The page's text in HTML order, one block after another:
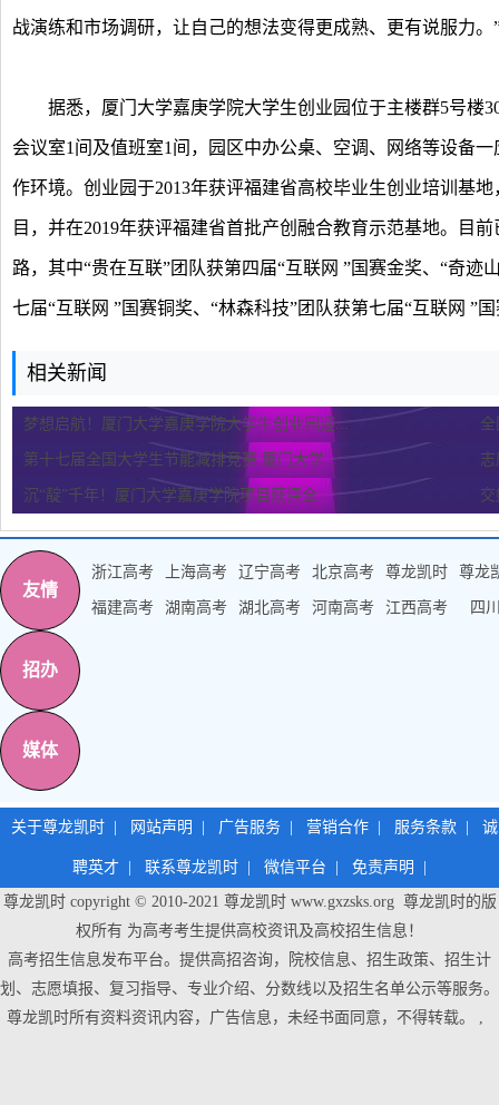
战演练和市场调研，让自己的想法变得更成熟、更有说服力。
据悉，厦门大学嘉庚学院大学生创业园位于主楼群5号楼
会议室1间及值班室1间，园区中办公桌、空调、网络等设备
作环境。创业园于2013年获评福建省高校毕业生创业培训基
目，并在2019年获评福建省首批产创融合教育示范基地。目
路，其中“贵在互联”团队获第四届“互联网 ”国赛金奖、“奇迹
七届“互联网 ”国赛铜奖、“林森科技”团队获第七届“互联网 ”
相关新闻
梦想启航！厦门大学嘉庚学院大学生创业园迎...
第十七届全国大学生节能减排竞赛 厦门大学...
沉“靛”千年！厦门大学嘉庚学院项目获评全...
友情
浙江高考 上海高考 辽宁高考 北京高考 尊龙凯时 尊龙
福建高考 湖南高考 湖北高考 河南高考 江西高考 四
招办
媒体
关于尊龙凯时 网站声明 广告服务 营销合作 服务条款 诚
聘英才 联系尊龙凯时 微信平台 免责声明
尊龙凯时 copyright © 2010-2021 尊龙凯时www.gxzsks.org 尊龙凯时的版
权所有 为高考考生提供高校资讯及高校招生信息！
高考招生信息发布平台。提供高招咨询，院校信息、招生政策、招生计
划、志愿填报、复习指导、专业介绍、分数线以及招生名单公示等服务。
尊龙凯时所有资料资讯内容，广告信息，未经书面同意，不得转载。 ,